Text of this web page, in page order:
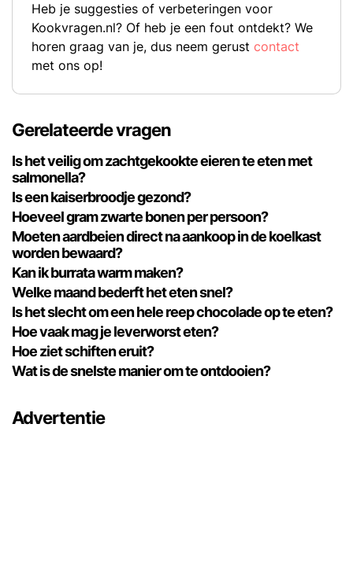
Heb je suggesties of verbeteringen voor
Kookvragen.nl? Of heb je een fout ontdekt? We
horen graag van je, dus neem gerust contact
met ons op!
Gerelateerde vragen
Is het veilig om zachtgekookte eieren te eten met
salmonella?
Is een kaiserbroodje gezond?
Hoeveel gram zwarte bonen per persoon?
Moeten aardbeien direct na aankoop in de koelkast
worden bewaard?
Kan ik burrata warm maken?
Welke maand bederft het eten snel?
Is het slecht om een ​​hele reep chocolade op te eten?
Hoe vaak mag je leverworst eten?
Hoe ziet schiften eruit?
Wat is de snelste manier om te ontdooien?
Advertentie